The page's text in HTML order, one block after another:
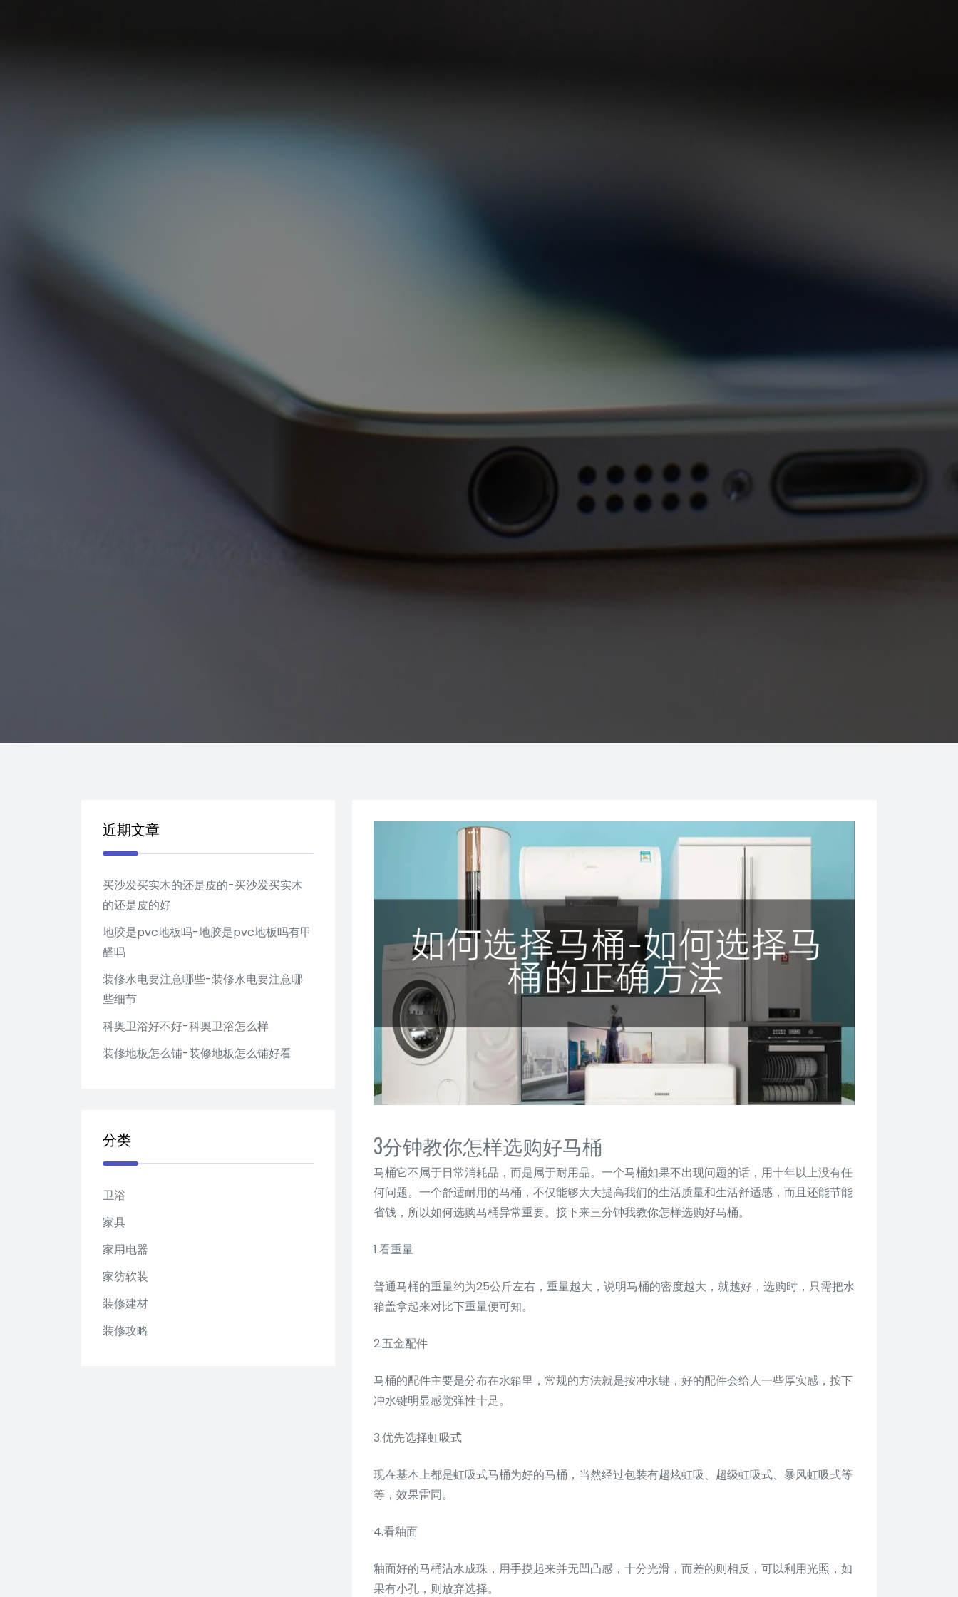
3分钟教你怎样选购好马桶
马桶它不属于日常消耗品，而是属于耐用品。一个马桶如果不出现问题的话，用十年以上没有任
何问题。一个舒适耐用的马桶，不仅能够大大提高我们的生活质量和生活舒适感，而且还能节能
省钱，所以如何选购马桶异常重要。接下来三分钟我教你怎样选购好马桶。
1.看重量
普通马桶的重量约为25公斤左右，重量越大，说明马桶的密度越大，就越好，选购时，只需把水
箱盖拿起来对比下重量便可知。
2.五金配件
马桶的配件主要是分布在水箱里，常规的方法就是按冲水键，好的配件会给人一些厚实感，按下
冲水键明显感觉弹性十足。
3.优先选择虹吸式
现在基本上都是虹吸式马桶为好的马桶，当然经过包装有超炫虹吸、超级虹吸式、暴风虹吸式等
等，效果雷同。
4.看釉面
釉面好的马桶沾水成珠，用手摸起来并无凹凸感，十分光滑，而差的则相反，可以利用光照，如
果有小孔，则放弃选择。
近期文章
买沙发买实木的还是皮的-买沙发买实木
的还是皮的好
地胶是pvc地板吗-地胶是pvc地板吗有甲
醛吗
装修水电要注意哪些-装修水电要注意哪
些细节
科奥卫浴好不好-科奥卫浴怎么样
装修地板怎么铺-装修地板怎么铺好看
分类
卫浴
家具
家用电器
家纺软装
装修建材
装修攻略